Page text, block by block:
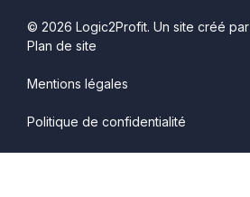
© 2026 Logic2Profit. Un site créé par
Plan de site
Mentions légales
Politique de confidentialité